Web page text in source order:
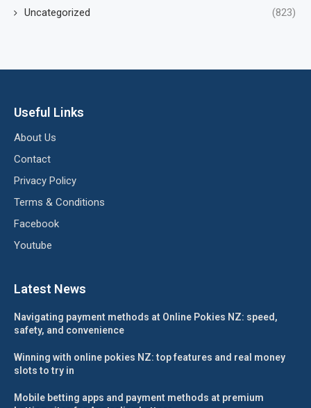
Uncategorized (823)
Useful Links
About Us
Contact
Privacy Policy
Terms & Conditions
Facebook
Youtube
Latest News
Navigating payment methods at Online Pokies NZ: speed,
safety, and convenience
Winning with online pokies NZ: top features and real money
slots to try in
Mobile betting apps and payment methods at premium